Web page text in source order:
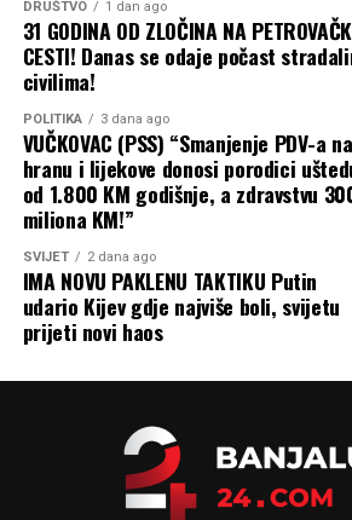
DRUŠTVO 1 dan ago
31 GODINA OD ZLOČINA NA
CESTI! Danas se odaje počast
civilima!
POLITIKA 3 dana ago
VUČKOVAC (PSS) “Smanjenje PDV-a na
hranu i lijekove donosi porodici
od 1.800 KM godišnje, a zdravstvu
miliona KM!”
SVIJET 2 dana ago
IMA NOVU PAKLENU TAKTIKU Putin
udario Kijev gdje najviše boli, svijetu
prijeti novi haos